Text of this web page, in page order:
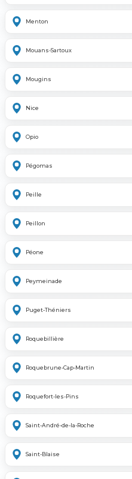
Menton
Mouans-Sartoux
Mougins
Nice
Opio
Pégomas
Peille
Peillon
Péone
Peymeinade
Puget-Théniers
Roquebillière
Roquebrune-Cap-Martin
Roquefort-les-Pins
Saint-André-de-la-Roche
Saint-Blaise